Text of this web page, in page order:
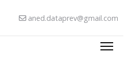
aned.dataprev@gmail.com